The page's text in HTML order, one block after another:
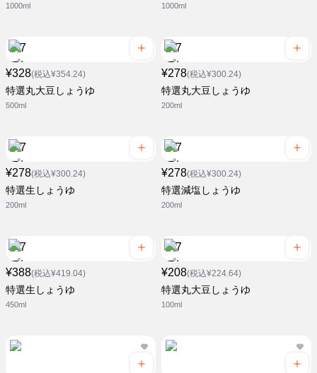
1000ml 1000ml
¥328(税込¥354.24)
特選丸大豆しょうゆ
500ml
¥278(税込¥300.24)
特選丸大豆しょうゆ
200ml
¥278(税込¥300.24)
特選生しょうゆ
200ml
¥278(税込¥300.24)
特選減塩しょうゆ
200ml
¥388(税込¥419.04)
特選生しょうゆ
450ml
¥208(税込¥224.64)
特選丸大豆しょうゆ
100ml